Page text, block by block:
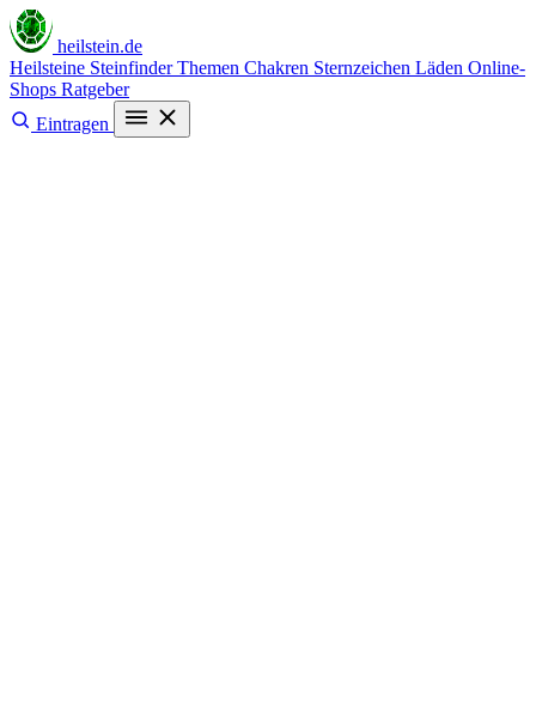
heilstein.de
Heilsteine SteinfinderThemen Chakren Sternzeichen Läden Online-
Shops Ratgeber
Eintragen